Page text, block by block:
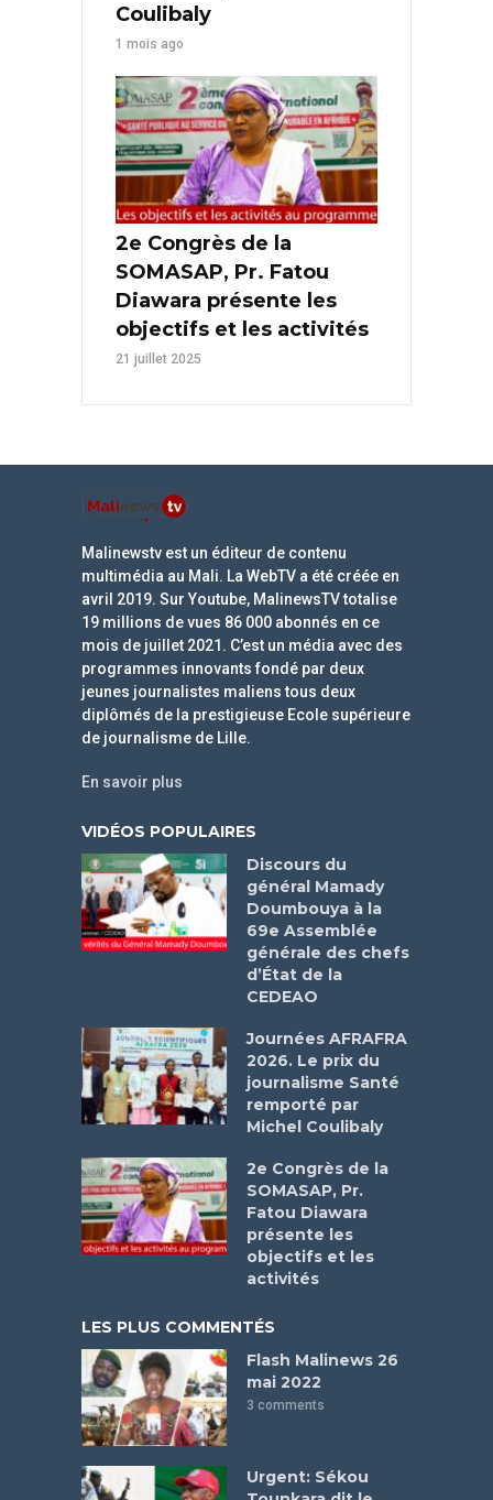
Coulibaly
1 mois ago
2e Congrès de la
SOMASAP, Pr. Fatou
Diawara présente les
objectifs et les activités
21 juillet 2025
Malinewstv est un éditeur de contenu
multimédia au Mali. La WebTV a été créée en
avril 2019. Sur Youtube, MalinewsTV totalise
19 millions de vues 86 000 abonnés en ce
mois de juillet 2021. C’est un média avec des
programmes innovants fondé par deux
jeunes journalistes maliens tous deux
diplômés de la prestigieuse Ecole supérieure
de journalisme de Lille.
En savoir plus
VIDÉOS POPULAIRES
Discours du
général Mamady
Doumbouya à la
69e Assemblée
générale des chefs
d’État de la
CEDEAO
Journées AFRAFRA
2026. Le prix du
journalisme Santé
remporté par
Michel Coulibaly
2e Congrès de la
SOMASAP, Pr.
Fatou Diawara
présente les
objectifs et les
activités
LES PLUS COMMENTÉS
Flash Malinews 26
mai 2022
3 comments
Urgent: Sékou